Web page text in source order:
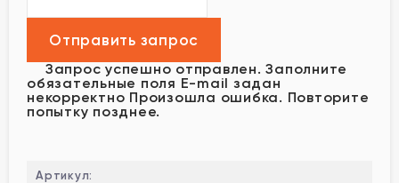
Запрос успешно отправлен. Заполните
обязательные поля E-mail задан
некорректно Произошла ошибка. Повторите
попытку позднее.
Артикул: